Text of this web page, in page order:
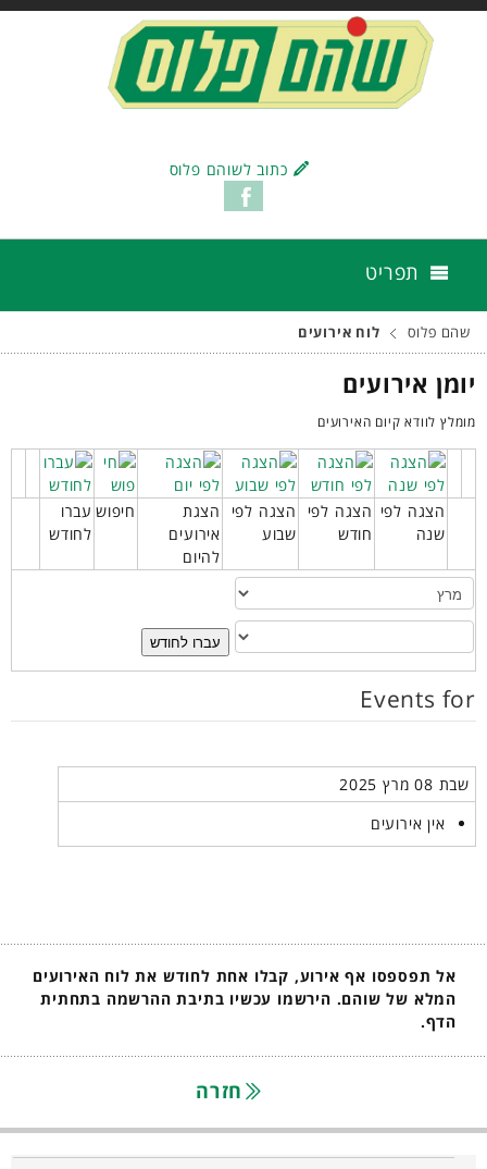
כתוב לשוהם פלוס
תפריט
שהם פלוס לוח אירועים
יומן אירועים
מומלץ לוודא קיום האירועים
הצגה לפי
שנה
הצגה לפי
חודש
הצגה לפי
שבוע
הצגת
אירועים
להיום
חיפוש עברו
לחודש
עברו לחודש
Events for
שבת 08 מרץ 2025
אין אירועים
אל תפספסו אף אירוע, קבלו אחת לחודש את לוח האירועים
המלא של שוהם. הירשמו עכשיו בתיבת ההרשמה בתחתית
הדף.
חזרה